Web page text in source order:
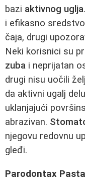
bazi aktivnog uglja
i efikasno
čaja, drugi
Neki korisnici su
zuba i neprijatan
drugi nisu uočili
da aktivni ugalj
uklanjajući
abrazivan.
njegovu redovnu
gleđi.
Parodontax